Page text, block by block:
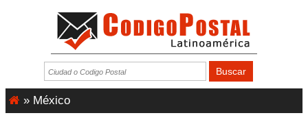
» México